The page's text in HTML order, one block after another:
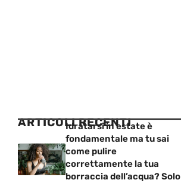
ARTICOLI RECENTI
Idratarsi in estate è
fondamentale ma tu sai
come pulire
correttamente la tua
borraccia dell’acqua? Solo